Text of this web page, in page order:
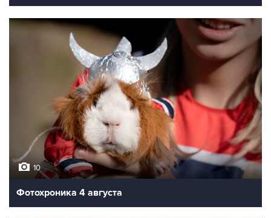
10
Фотохроника 4 августа